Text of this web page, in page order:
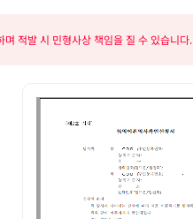
적발 시 민형사상 책임을 질 수 있습니다.